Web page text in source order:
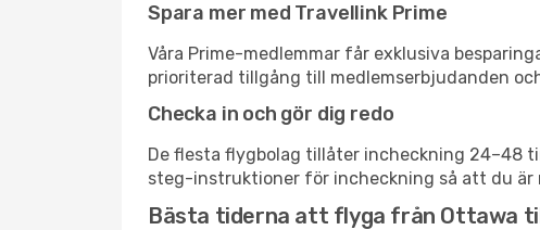
Spara mer med Travellink Prime
Våra Prime-medlemmar får exklusiva
prioriterad tillgång till medlemserbjudanden
Checka in och gör dig redo
De flesta flygbolag tillåter incheckning 24–48
steg-instruktioner för incheckning så att du är
Bästa tiderna att flyga från Ottawa